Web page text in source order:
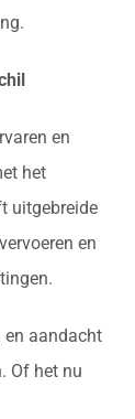
en
het
uitgebreide
en
en aandacht
Of het nu